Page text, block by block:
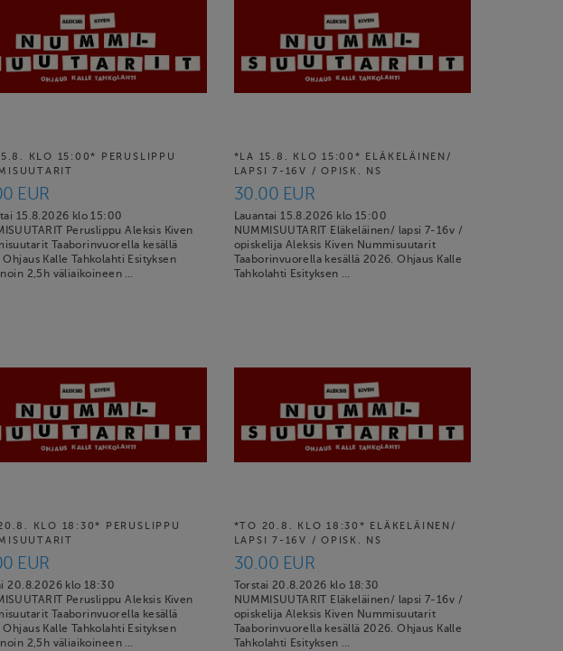
KLO 15:00* PERUSLIPPU
EUR
15.8.2026 klo 15:00
Peruslippu Aleksis Kiven
Taaborinvuorella kesällä
Kalle Tahkolahti Esityksen
noin 2,5h väliaikoineen …
*LA 15.8. KLO 15:00* ELÄKELÄINEN/
LAPSI 7-16V / OPISK. NS
30.00 EUR
Lauantai 15.8.2026 klo 15:00
NUMMISUUTARIT Eläkeläinen/ lapsi 7-16v /
opiskelija Aleksis Kiven Nummisuutarit
Taaborinvuorella kesällä 2026. Ohjaus Kalle
Tahkolahti Esityksen …
KLO 18:30* PERUSLIPPU
EUR
20.8.2026 klo 18:30
Peruslippu Aleksis Kiven
Taaborinvuorella kesällä
Kalle Tahkolahti Esityksen
noin 2,5h väliaikoineen …
*TO 20.8. KLO 18:30* ELÄKELÄINEN/
LAPSI 7-16V / OPISK. NS
30.00 EUR
Torstai 20.8.2026 klo 18:30
NUMMISUUTARIT Eläkeläinen/ lapsi 7-16v /
opiskelija Aleksis Kiven Nummisuutarit
Taaborinvuorella kesällä 2026. Ohjaus Kalle
Tahkolahti Esityksen …